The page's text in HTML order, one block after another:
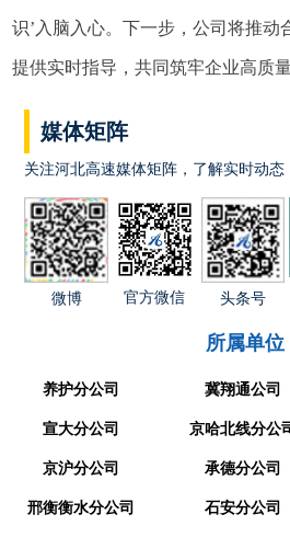
识’入脑入心。下一步，公司将推动
提供实时指导，共同筑牢企业高质
媒体矩阵
关注河北高速媒体矩阵，了解实时动态
微博 官方微信 头条号
所属单位
养护分公司 冀翔通公司
宣大分公司 京哈北线分公
京沪分公司 承德分公司
邢衡衡水分公司 石安分公司